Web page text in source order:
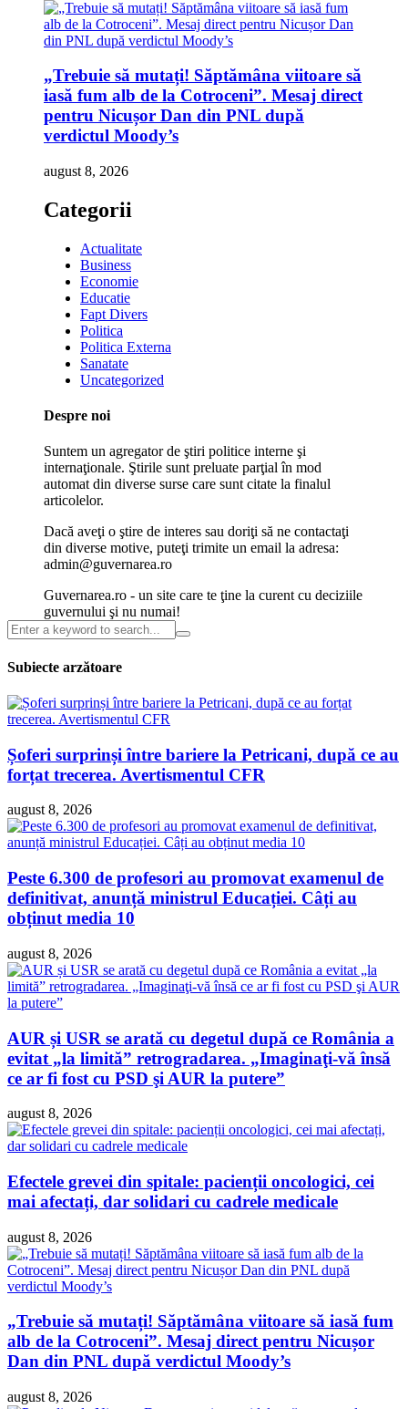
„Trebuie să mutați! Săptămâna viitoare să
iasă fum alb de la Cotroceni”. Mesaj direct
pentru Nicușor Dan din PNL după
verdictul Moody’s
august 8, 2026
Categorii
Actualitate
Business
Economie
Educatie
Fapt Divers
Politica
Politica Externa
Sanatate
Uncategorized
Despre noi
Suntem un agregator de ştiri politice interne şi
internaţionale. Ştirile sunt preluate parţial în mod
automat din diverse surse care sunt citate la finalul
articolelor.
Dacă aveţi o ştire de interes sau doriţi să ne contactaţi
din diverse motive, puteţi trimite un email la adresa:
admin@guvernarea.ro
Guvernarea.ro - un site care te ţine la curent cu deciziile
guvernului şi nu numai!
Subiecte arzătoare
Șoferi surprinși între bariere la Petricani, după ce au
forțat trecerea. Avertismentul CFR
august 8, 2026
Peste 6.300 de profesori au promovat examenul de
definitivat, anunță ministrul Educației. Câți au
obținut media 10
august 8, 2026
AUR și USR se arată cu degetul după ce România a
evitat „la limită” retrogradarea. „Imaginaţi-vă însă
ce ar fi fost cu PSD şi AUR la putere”
august 8, 2026
Efectele grevei din spitale: pacienții oncologici, cei
mai afectați, dar solidari cu cadrele medicale
august 8, 2026
„Trebuie să mutați! Săptămâna viitoare să iasă fum
alb de la Cotroceni”. Mesaj direct pentru Nicușor
Dan din PNL după verdictul Moody’s
august 8, 2026